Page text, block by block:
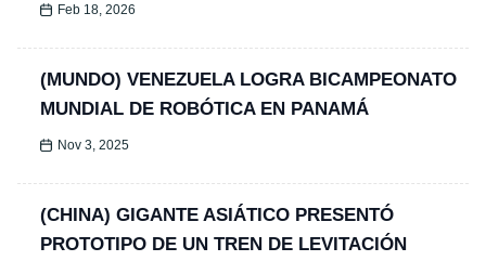
Feb 18, 2026
(MUNDO) VENEZUELA LOGRA BICAMPEONATO
MUNDIAL DE ROBÓTICA EN PANAMÁ
Nov 3, 2025
(CHINA) GIGANTE ASIÁTICO PRESENTÓ
PROTOTIPO DE UN TREN DE LEVITACIÓN